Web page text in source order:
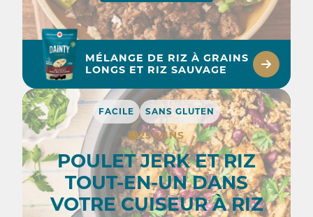
MÉLANGE DE RIZ À GRAINS
LONGS ET RIZ SAUVAGE
FACILE SANS GLUTEN
25 MINS
POULET JERK ET RIZ
TOUT-EN-UN DANS
VOTRE CUISEUR À RIZ